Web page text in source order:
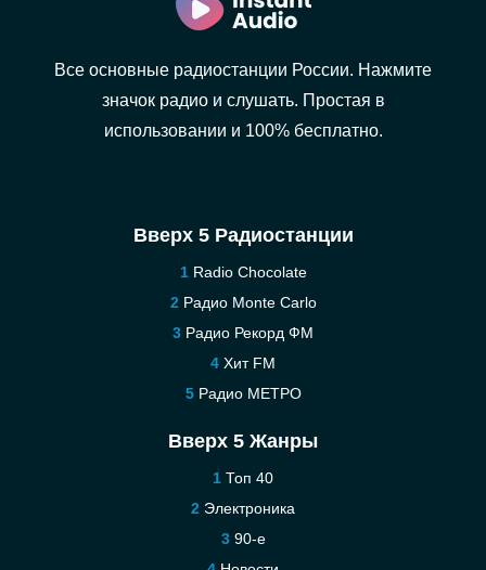
Все основные радиостанции России. Нажмите
значок радио и слушать. Простая в
использовании и 100% бесплатно.
Вверх 5 Радиостанции
Radio Chocolate
Радио Monte Carlo
Радио Рекорд ФМ
Хит FM
Радио МЕТРО
Вверх 5 Жанры
Топ 40
Электроника
90-е